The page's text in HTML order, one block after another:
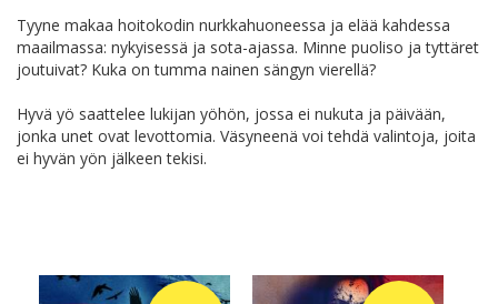
Tyyne makaa hoitokodin nurkkahuoneessa ja elää kahdessa
maailmassa: nykyisessä ja sota-ajassa. Minne puoliso ja tyttäret
joutuivat? Kuka on tumma nainen sängyn vierellä?
Hyvä yö saattelee lukijan yöhön, jossa ei nukuta ja päivään,
jonka unet ovat levottomia. Väsyneenä voi tehdä valintoja, joita
ei hyvän yön jälkeen tekisi.